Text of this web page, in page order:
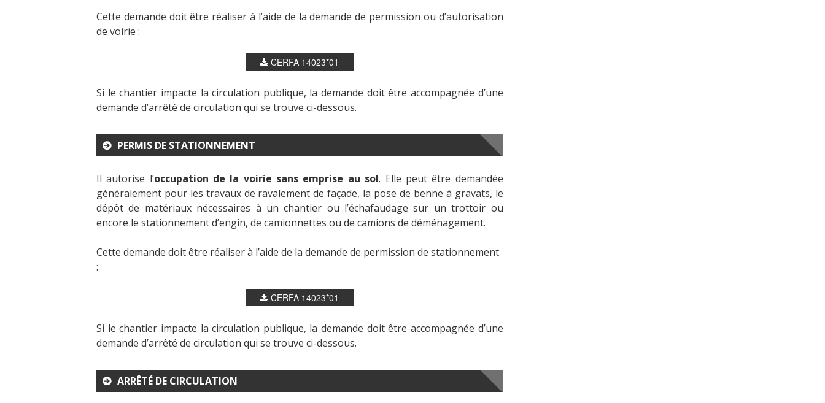
Cette demande doit être réaliser à l’aide de la demande de permission ou d’autorisation
de voirie :
CERFA 14023*01
Si le chantier impacte la circulation publique, la demande doit être accompagnée d’une
demande d’arrêté de circulation qui se trouve ci-dessous.
PERMIS DE STATIONNEMENT
Il autorise l’occupation de la voirie sans emprise au sol. Elle peut être demandée
généralement pour les travaux de ravalement de façade, la pose de benne à gravats, le
dépôt de matériaux nécessaires à un chantier ou l’échafaudage sur un trottoir ou
encore le stationnement d’engin, de camionnettes ou de camions de déménagement.
Cette demande doit être réaliser à l’aide de la demande de permission de stationnement
:
CERFA 14023*01
Si le chantier impacte la circulation publique, la demande doit être accompagnée d’une
demande d’arrêté de circulation qui se trouve ci-dessous.
ARRÊTÉ DE CIRCULATION